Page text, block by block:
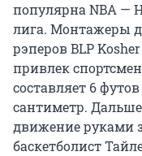
популярна NBA —
лига. Монтажеры
рэперов BLP
привлек
составляет 6
сантиметр.
движение руками
баскетболист